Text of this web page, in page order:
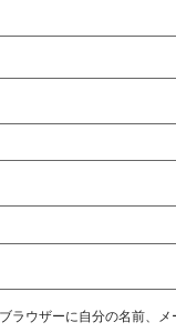
ラウザーに自分の名前、メ